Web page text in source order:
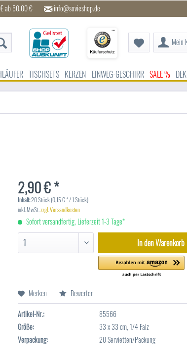
ab 50,00 € info@sovieshop.de
Mein
TISCHSETS KERZEN EINWEG-GESCHIRR SALE %
2,90 € *
Inhalt:20 Stück (0,15 € * / 1 Stück)
inkl. MwSt.zzgl. Versandkosten
Sofort versandfertig, Lieferzeit 1-3 Tage*
In denWarenkorb
Merken
Bewerten
Artikel-Nr.:
85566
Größe:
33 x 33 cm, 1/4 Falz
Verpackung:
20 Servietten/Packung